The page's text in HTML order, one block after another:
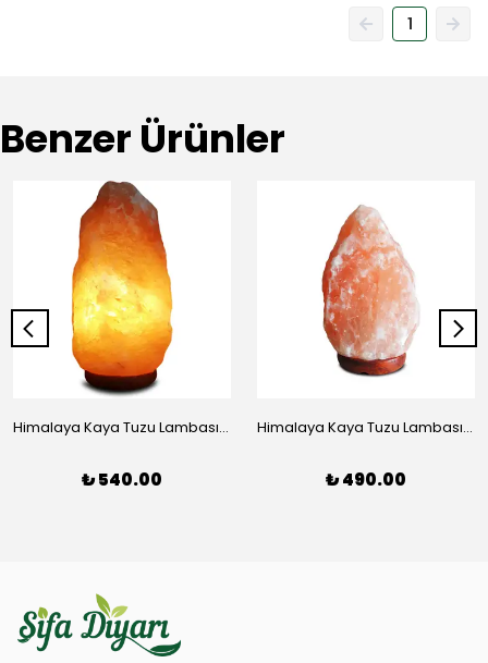
1
Benzer Ürünler
Himalaya Kaya Tuzu Lambası Büyük Boy (3-4 kg)
₺ 540.00
Himalaya Kaya Tuzu Lambası Orta Boy (2-3 kg)
₺ 490.00